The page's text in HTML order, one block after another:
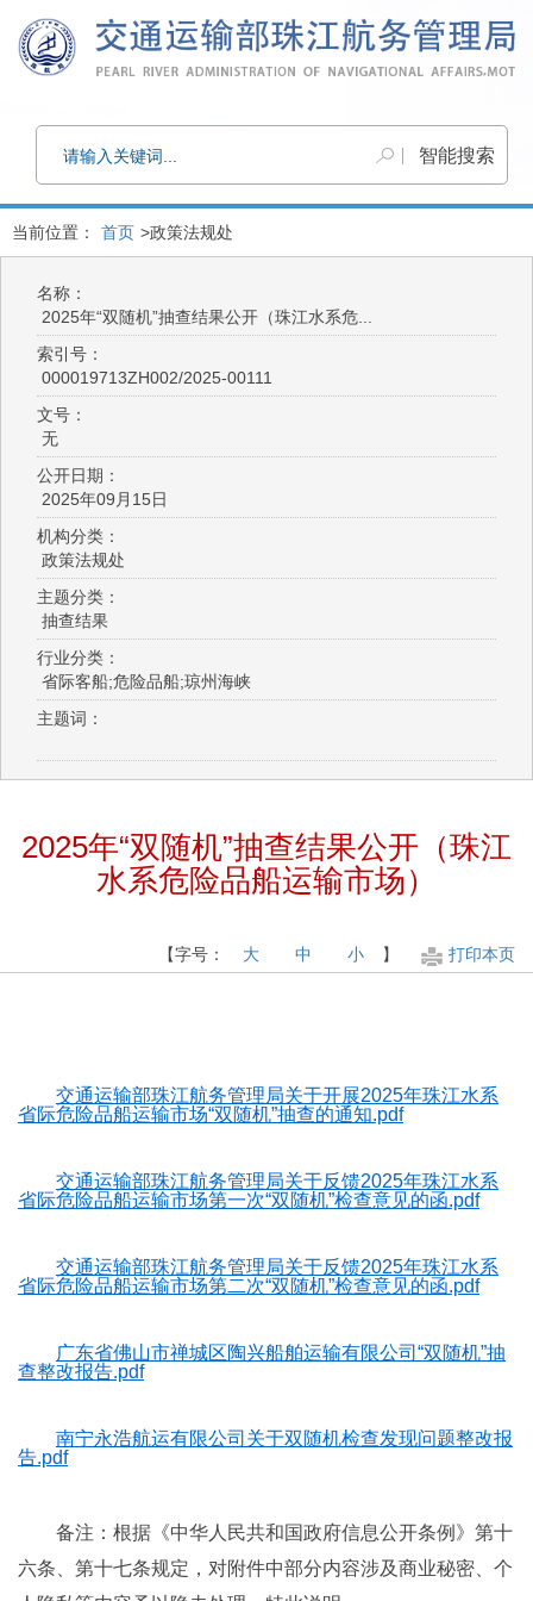
当前位置： 首页 >政策法规处
名称：
2025年“双随机”抽查结果公开（珠江水系危...
索引号：
000019713ZH002/2025-00111
文号：
无
公开日期：
2025年09月15日
机构分类：
政策法规处
主题分类：
抽查结果
行业分类：
省际客船;危险品船;琼州海峡
主题词：
2025年“双随机”抽查结果公开（珠江
水系危险品船运输市场）
【字号： 大 中 小 】 打印本页
交通运输部珠江航务管理局关于开展2025年珠江水系
省际危险品船运输市场“双随机”抽查的通知.pdf
交通运输部珠江航务管理局关于反馈2025年珠江水系
省际危险品船运输市场第一次“双随机”检查意见的函.pdf
交通运输部珠江航务管理局关于反馈2025年珠江水系
省际危险品船运输市场第二次“双随机”检查意见的函.pdf
广东省佛山市禅城区陶兴船舶运输有限公司“双随机”抽
查整改报告.pdf
南宁永浩航运有限公司关于双随机检查发现问题整改报
告.pdf
备注：根据《中华人民共和国政府信息公开条例》第十
六条、第十七条规定，对附件中部分内容涉及商业秘密、个